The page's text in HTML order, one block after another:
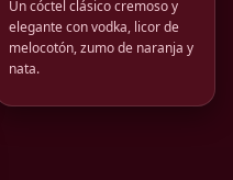
Un cóctel clásico cremoso y
elegante con vodka, licor de
melocotón, zumo de naranja y
nata.